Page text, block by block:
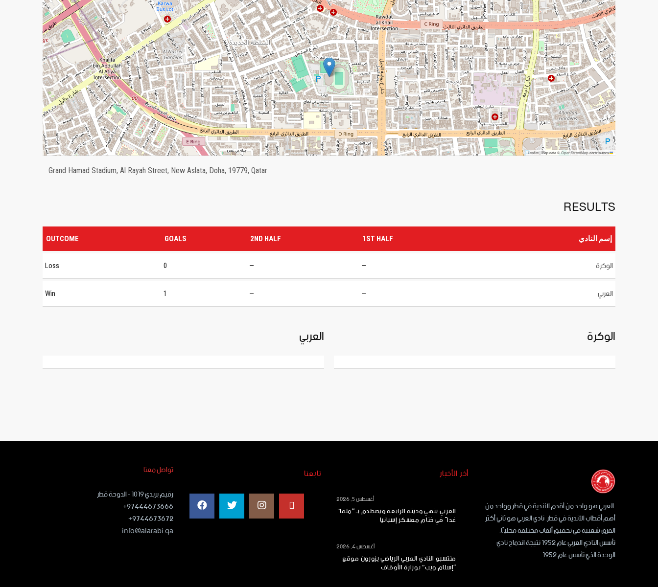
Leaflet
|Map data ©OpenStreetMapcontributors
Grand Hamad Stadium, Al Rayah Street, New Aslata, Doha, 19779, Qatar
RESULTS
إسم النادي 1ST HALF
2ND HALF
GOALS
OUTCOME
الوكرة —
—
0
Loss
العربي —
—
1
Win
الوكرة العربي
تواصل معنا
رقيم بريدي ١٠١٩ - الدوحة قطر
97444673666+
9744673672+
info@alarabi.qa
تابعنا أخر الأخبار
العربي ينهي وديته الرابعة ويصطدم بـ “ملقا”
غداً في ختام معسكر إسبانيا
أغسطس 5, 2026
منتسبو النادي العربي الرياضي يزورون موقع
“إسلام ويب” بوزارة الأوقاف
أغسطس 4, 2026
العربي هو واحد من أقدم الأندية في قطر وواحد من
أهم أقطاب الأندية في قطر. نادي العربي هو ثاني أكثر
الفرق شعبية في تحقيق ألقاب مختلفة محليًا.
تأسس النادي العربي عام 1952 نتيجة اندماج نادي
الوحدة الذي تأسس عام 1952